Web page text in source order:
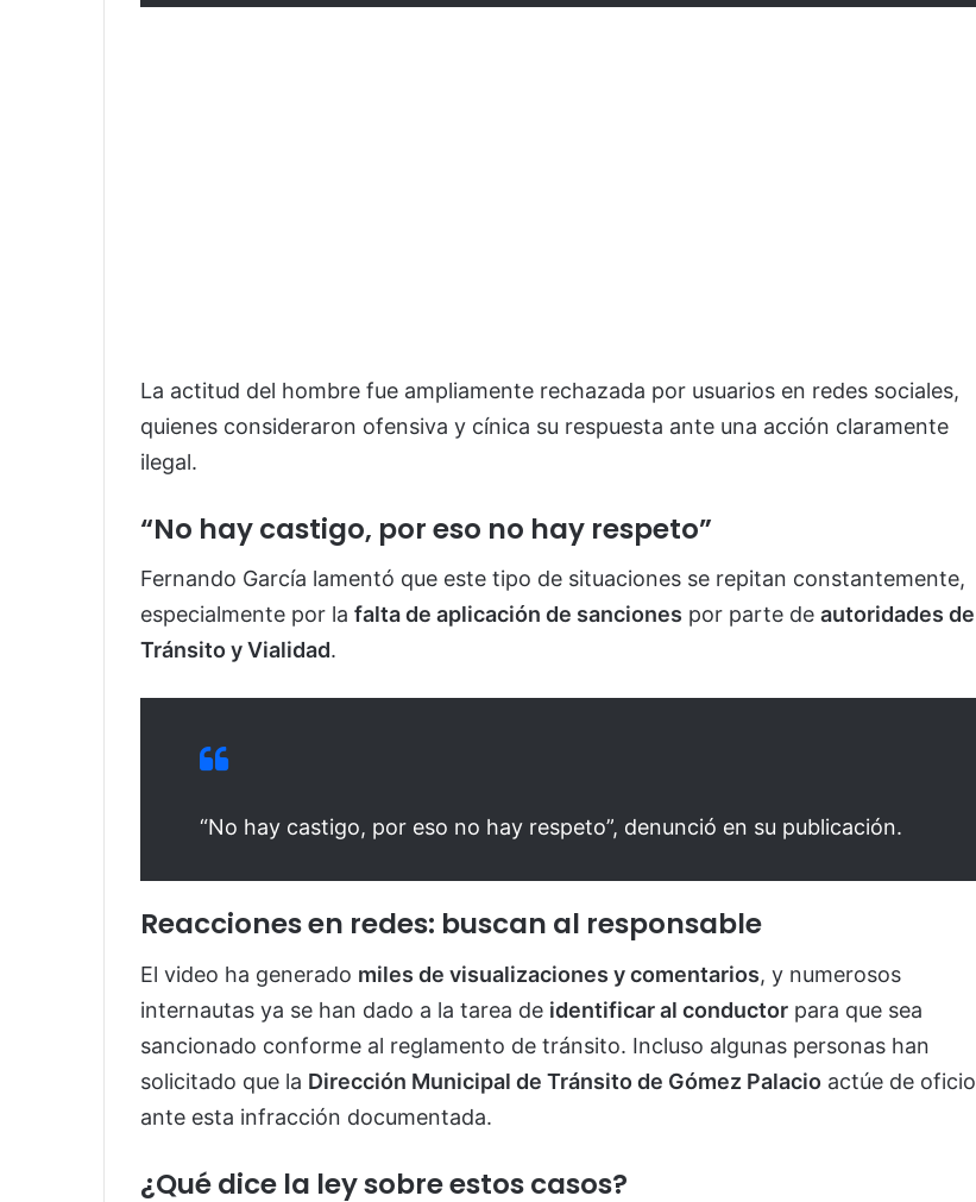
La actitud del hombre fue ampliamente rechazada por usuarios en redes sociales,
quienes consideraron ofensiva y cínica su respuesta ante una acción claramente
ilegal.
“No hay castigo, por eso no hay respeto”
Fernando García lamentó que este tipo de situaciones se repitan constantemente,
especialmente por la falta de aplicación de sanciones por parte de autoridades de
Tránsito y Vialidad.
“No hay castigo, por eso no hay respeto”, denunció en su publicación.
Reacciones en redes: buscan al responsable
El video ha generado miles de visualizaciones y comentarios, y numerosos
internautas ya se han dado a la tarea de identificar al conductor para que sea
sancionado conforme al reglamento de tránsito. Incluso algunas personas han
solicitado que la Dirección Municipal de Tránsito de Gómez Palacio actúe de oficio
ante esta infracción documentada.
¿Qué dice la ley sobre estos casos?